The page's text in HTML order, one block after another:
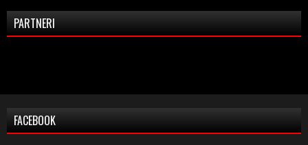
PARTNERI
FACEBOOK